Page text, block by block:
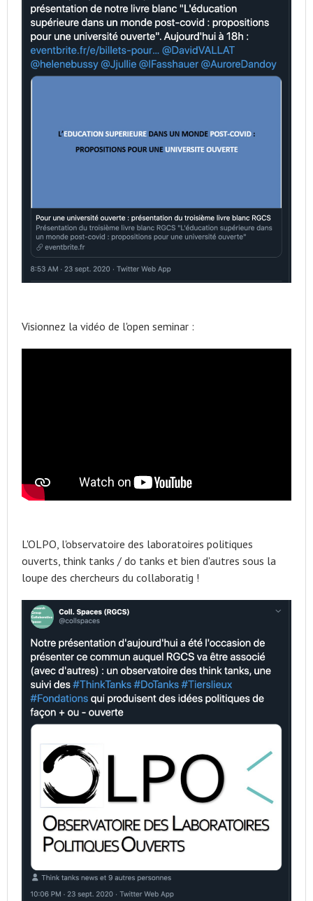
Visionnez la vidéo de l'open seminar :
L'OLPO, l'observatoire des laboratoires politiques
ouverts, think tanks / do tanks et bien d'autres sous la
loupe des chercheurs du collaboratig !